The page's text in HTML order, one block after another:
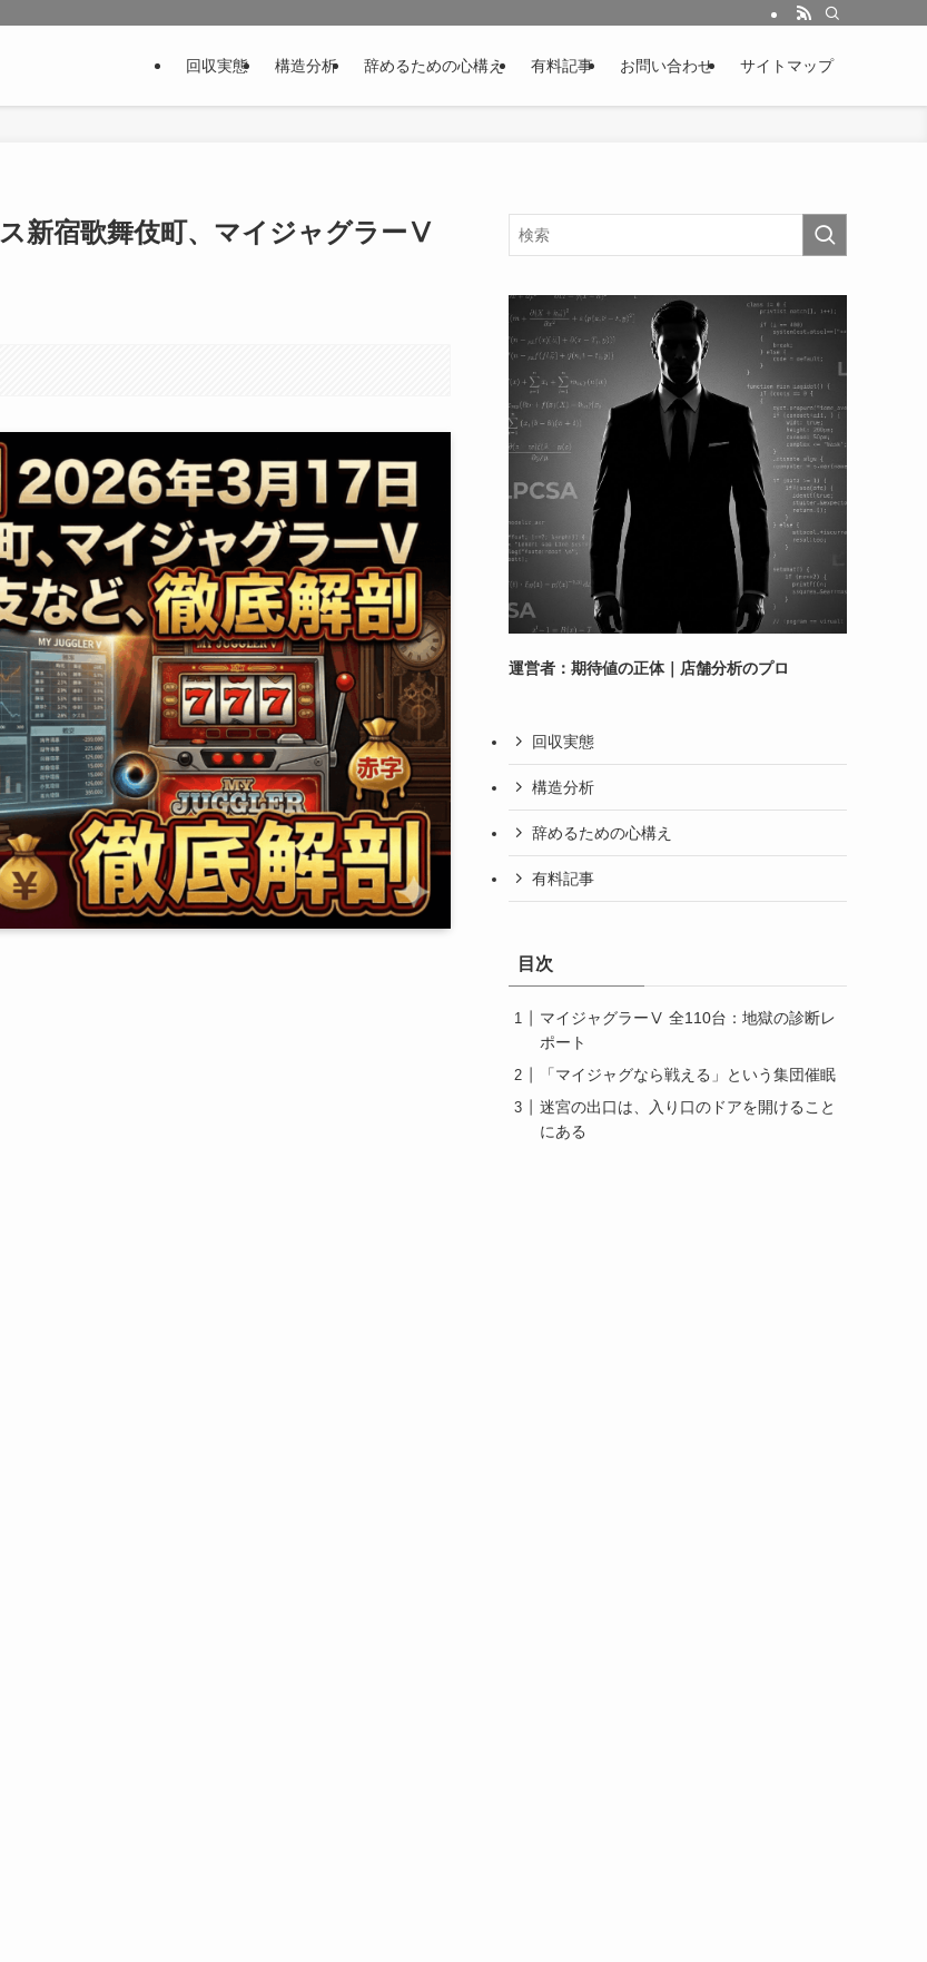
回収実態 構造分析 辞めるための心構え 有料記事 お問い合わせ サイトマップ
新宿歌舞伎町、マイジャグラーⅤ
運営者：期待値の正体｜店舗分析のプロ
回収実態
構造分析
辞めるための心構え
有料記事
目次
マイジャグラーⅤ 全110台：地獄の診断レ
ポート
「マイジャグなら戦える」という集団催眠
迷宮の出口は、入り口のドアを開けること
にある